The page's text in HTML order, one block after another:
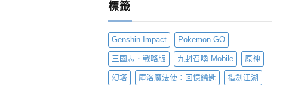
標籤
Genshin Impact Pokemon GO
三國志．戰略版 九封召喚 Mobile 原神
幻塔 庫洛魔法使：回憶鑰匙 指劍江湖